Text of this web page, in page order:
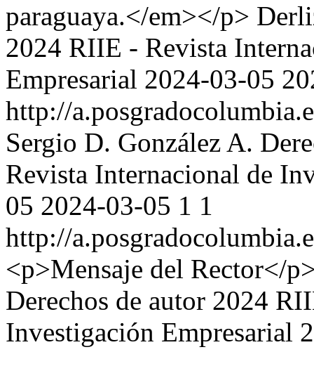
paraguaya.</em></p>
2024 RIIE - Revista
Empresarial 2024-03-05
http://
Sergio D. González A.
Revista Internacional de
05 2024-03-05 1 1
http://
<p>Mensaje del Rector</
Derechos de autor 2024
Investigación Empresarial